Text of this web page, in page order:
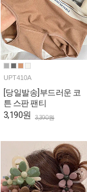
UPT410A
[당일발송]부드러운 코
튼 스판 팬티
3,190원 3,390원